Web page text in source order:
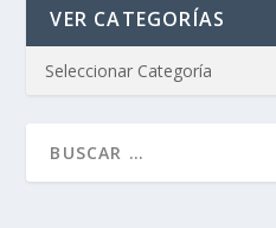
VER CATEGORÍAS